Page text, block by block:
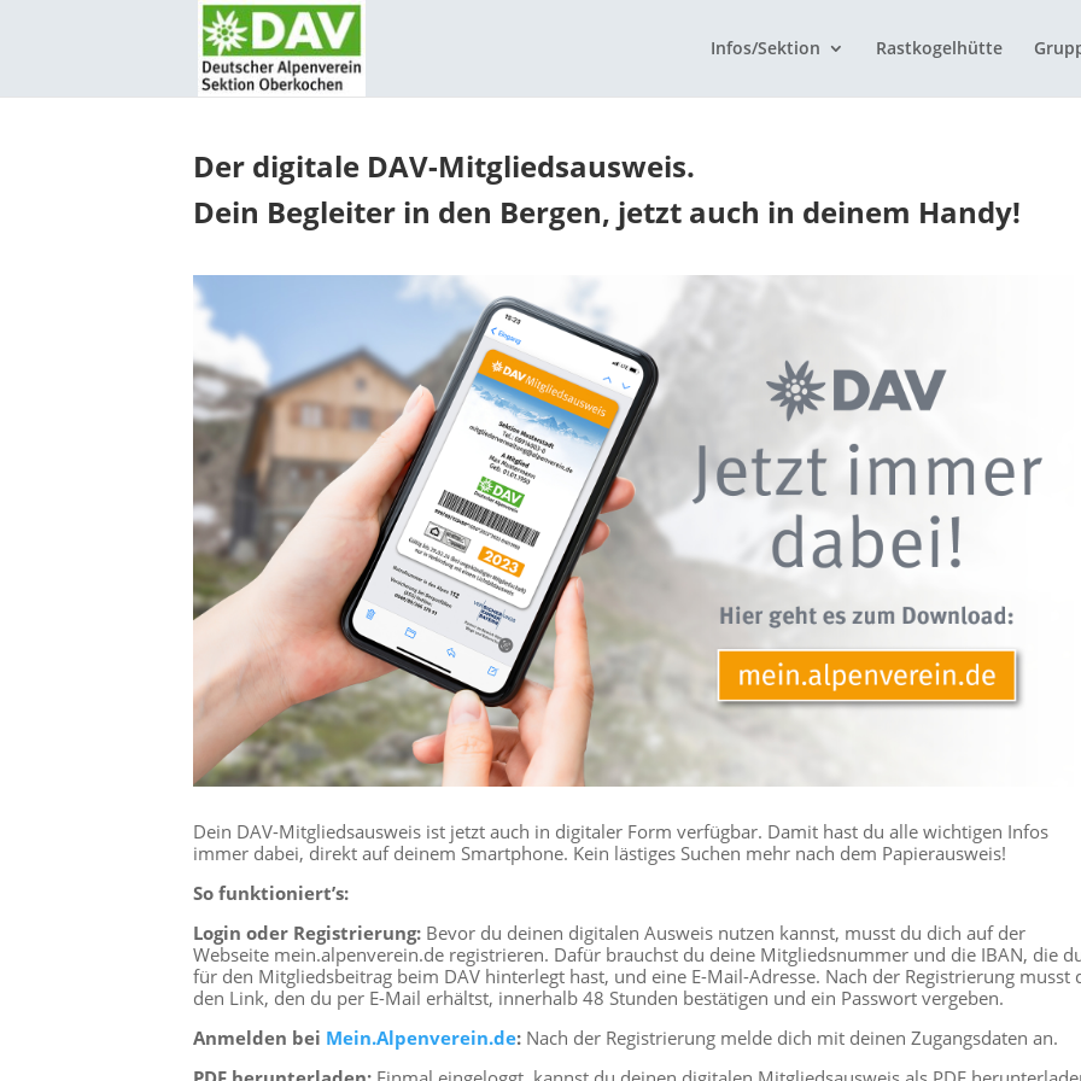
Infos/Sektion Rastkogelhütte
Der digitale DAV-Mitgliedsausweis.
Dein Begleiter in den Bergen, jetzt auch in deinem Handy!
Dein DAV-Mitgliedsausweis ist jetzt auch in digitaler Form verfügbar. Damit hast du alle wichtigen Infos
immer dabei, direkt auf deinem Smartphone. Kein lästiges Suchen mehr nach dem Papierausweis!
So funktioniert’s:
Login oder Registrierung: Bevor du deinen digitalen Ausweis nutzen kannst, musst du dich auf der
Webseite mein.alpenverein.de registrieren. Dafür brauchst du deine Mitgliedsnummer und die IBAN, die
für den Mitgliedsbeitrag beim DAV hinterlegt hast, und eine E-Mail-Adresse. Nach der Registrierung musst
den Link, den du per E-Mail erhältst, innerhalb 48 Stunden bestätigen und ein Passwort vergeben.
Anmelden bei Mein.Alpenverein.de: Nach der Registrierung melde dich mit deinen Zugangsdaten an.